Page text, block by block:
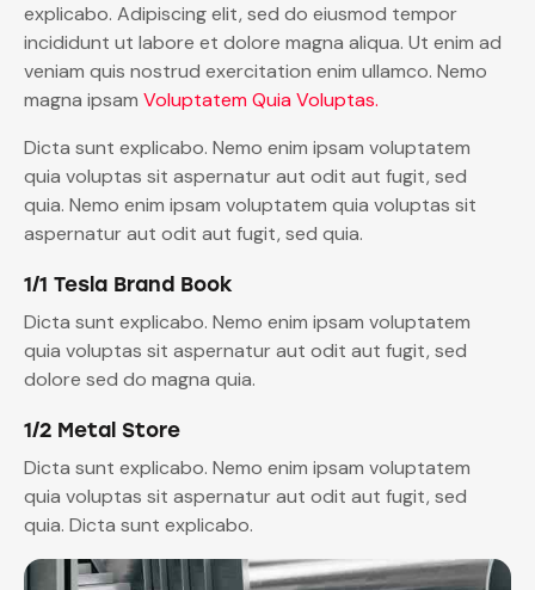
explicabo. Adipiscing elit, sed do eiusmod tempor
incididunt ut labore et dolore magna aliqua. Ut enim ad
veniam quis nostrud exercitation enim ullamco. Nemo
magna ipsam Voluptatem Quia Voluptas.
Dicta sunt explicabo. Nemo enim ipsam voluptatem
quia voluptas sit aspernatur aut odit aut fugit, sed
quia. Nemo enim ipsam voluptatem quia voluptas sit
aspernatur aut odit aut fugit, sed quia.
1/1 Tesla Brand Book
Dicta sunt explicabo. Nemo enim ipsam voluptatem
quia voluptas sit aspernatur aut odit aut fugit, sed
dolore sed do magna quia.
1/2 Metal Store
Dicta sunt explicabo. Nemo enim ipsam voluptatem
quia voluptas sit aspernatur aut odit aut fugit, sed
quia. Dicta sunt explicabo.